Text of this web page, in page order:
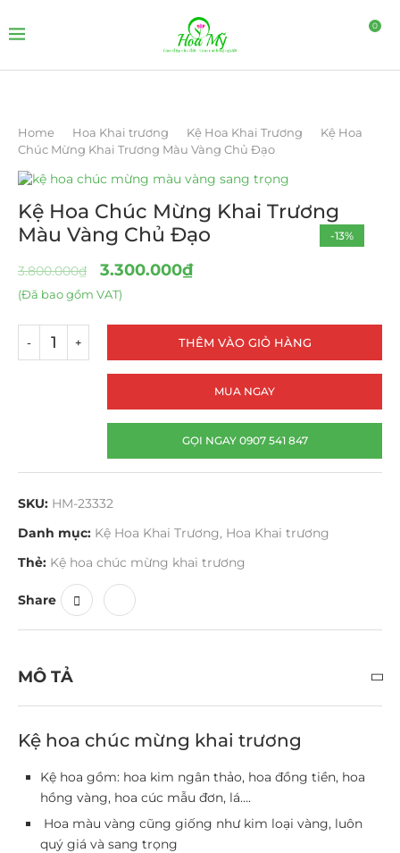
0
Home Hoa Khai trương Kệ Hoa Khai Trương
Kệ Hoa
Chúc Mừng Khai Trương Màu Vàng Chủ Đạo
-13%
Kệ Hoa Chúc Mừng Khai Trương
Màu Vàng Chủ Đạo
3.800.000₫ 3.300.000₫
(Đã bao gồm VAT)
THÊM VÀO GIỎ HÀNG
MUA NGAY
GỌI NGAY 0907 541 847
SKU: HM-23332
Danh mục: Kệ Hoa Khai Trương, Hoa Khai trương
Thẻ: Kệ hoa chúc mừng khai trương
Share
MÔ TẢ
Kệ hoa chúc mừng khai trương
Kệ hoa gồm: hoa kim ngân thảo, hoa đồng tiền, hoa
hồng vàng, hoa cúc mẫu đơn, lá….
Hoa màu vàng cũng giống như kim loại vàng, luôn
quý giá và sang trọng